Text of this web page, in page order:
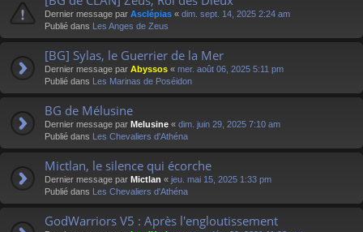
Dernier message par Asclépias « dim. sept. 14, 2025 2:24 am
Publié dans Les Anges de Zeus
[BG] Sylas, le Guerrier de la Mer
Dernier message par Abyssos « mer. août 06, 2025 5:11 pm
Publié dans Les Marinas de Poséidon
BG de Mélusine
Dernier message par Melusine « dim. juin 29, 2025 7:10 am
Publié dans Les Chevaliers d'Athéna
Mictlan, le silence qui écorche
Dernier message par Mictlan « jeu. mai 15, 2025 1:33 pm
Publié dans Les Chevaliers d'Athéna
GodWarriors V5 : Après l'engloutissement